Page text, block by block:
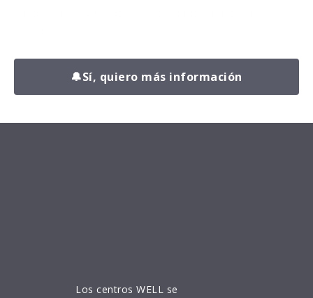
🔔Sí, quiero más información
Los centros WELL se